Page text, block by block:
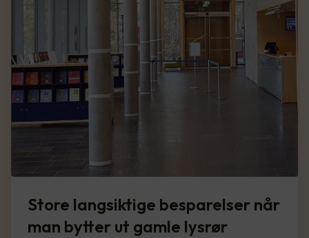
Store langsiktige besparelser når
man bytter ut gamle lysrør